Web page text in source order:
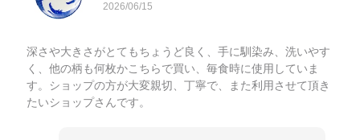
2026/06/15
深さや大きさがとてもちょうど良く、手に馴染み、洗いやす
く、他の柄も何枚かこちらで買い、毎食時に使用していま
す。ショップの方が大変親切、丁寧で、また利用させて頂き
たいショップさんです。